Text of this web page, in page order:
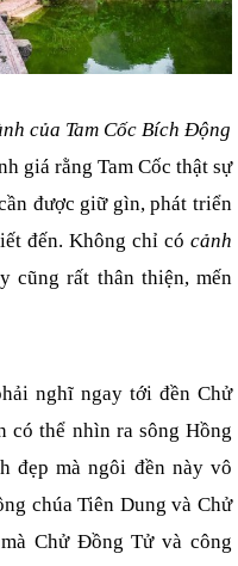
của Tam Cốc Bích Động
giá rằng Tam Cốc thật sự
được giữ gìn, phát triển
đến. Không chỉ có cảnh
cũng rất thân thiện, mến
nghĩ ngay tới đền Chử
có thể nhìn ra sông Hồng
đẹp mà ngôi đền này vô
chúa Tiên Dung và Chử
Chử Đồng Tử và công